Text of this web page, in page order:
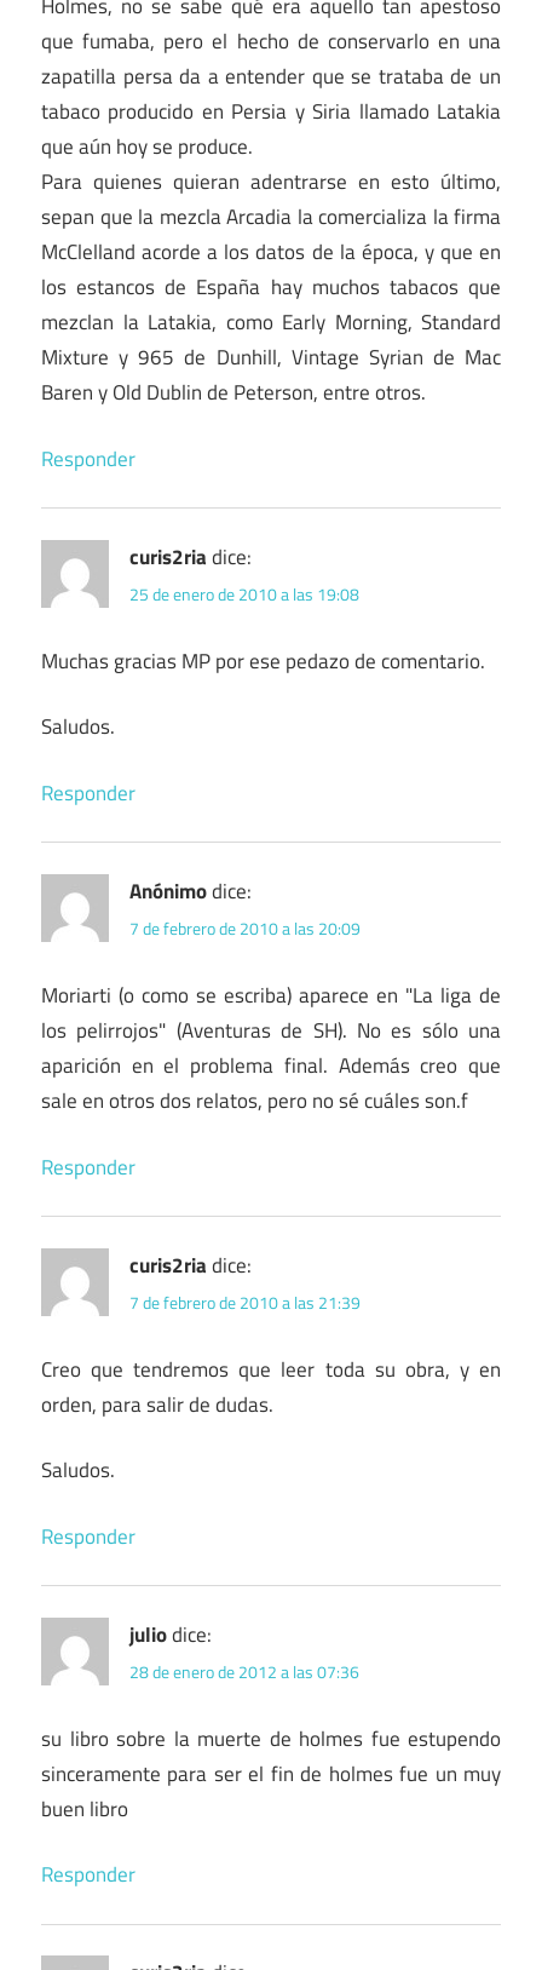
Holmes, no se sabe qué era aquello tan apestoso
que fumaba, pero el hecho de conservarlo en una
zapatilla persa da a entender que se trataba de un
tabaco producido en Persia y Siria llamado Latakia
que aún hoy se produce.
Para quienes quieran adentrarse en esto último,
sepan que la mezcla Arcadia la comercializa la firma
McClelland acorde a los datos de la época, y que en
los estancos de España hay muchos tabacos que
mezclan la Latakia, como Early Morning, Standard
Mixture y 965 de Dunhill, Vintage Syrian de Mac
Baren y Old Dublin de Peterson, entre otros.
Responder
curis2riadice:
25 de enero de 2010 a las 19:08
Muchas gracias MP por ese pedazo de comentario.
Saludos.
Responder
Anónimodice:
7 de febrero de 2010 a las 20:09
Moriarti (o como se escriba) aparece en "La liga de
los pelirrojos" (Aventuras de SH). No es sólo una
aparición en el problema final. Además creo que
sale en otros dos relatos, pero no sé cuáles son.f
Responder
curis2riadice:
7 de febrero de 2010 a las 21:39
Creo que tendremos que leer toda su obra, y en
orden, para salir de dudas.
Saludos.
Responder
juliodice:
28 de enero de 2012 a las 07:36
su libro sobre la muerte de holmes fue estupendo
sinceramente para ser el fin de holmes fue un muy
buen libro
Responder